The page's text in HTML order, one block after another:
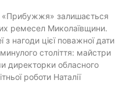
«Прибужжя» залишається
ремесел Миколаївщини.
нагоди цієї поважної дати
століття: майстри
директорки обласного
роботи Наталії